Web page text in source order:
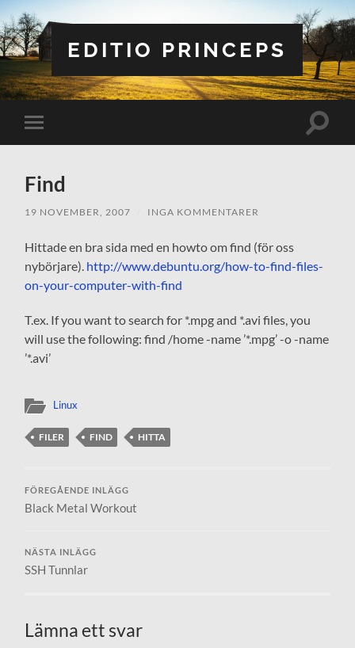
EDITIO PRINCEPS
Slå
på/av
Slå
Find
19 NOVEMBER, 2007 INGA KOMMENTARER
Hittade en bra sida med en howto om find (för oss
nybörjare). http://www.debuntu.org/how-to-find-files-
on-your-computer-with-find
T.ex. If you want to search for *.mpg and *.avi files, you
will use the following: find /home -name ’*.mpg’ -o -name
’*.avi’
Linux
FILER FIND HITTA
FÖREGÅENDE INLÄGG
Black Metal Workout
NÄSTA INLÄGG
SSH Tunnlar
Lämna ett svar